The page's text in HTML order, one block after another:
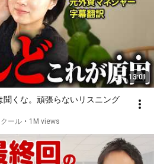
13:01
聞くな。頑張らないリスニング
ール • 1M views